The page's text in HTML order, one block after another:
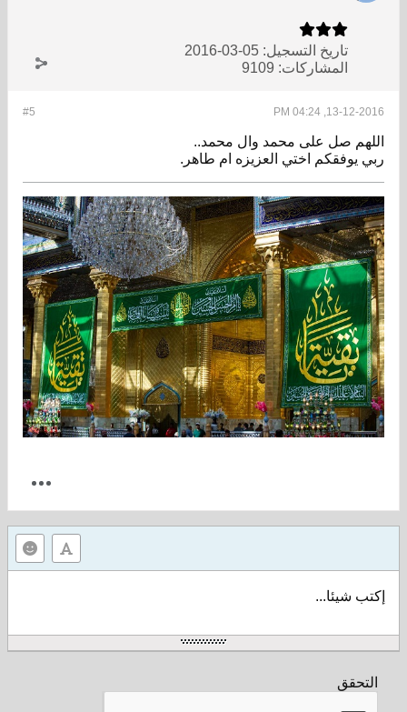
تاريخ التسجيل: 05-03-2016
المشاركات: 9109
#5 13-12-2016, 04:24 PM
اللهم صل على محمد وال محمد..
ربي يوفقكم اختي العزيزه ام طاهر.
إكتب شيئا...
التحقق